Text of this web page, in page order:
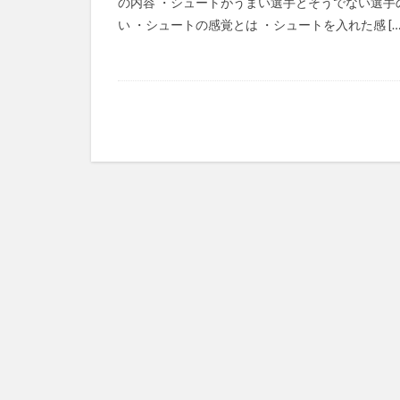
い ・シュートの感覚とは ・シュートを入れた感